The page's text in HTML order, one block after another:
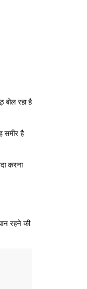
बोल रहा है
समीर है
करना
रहने की